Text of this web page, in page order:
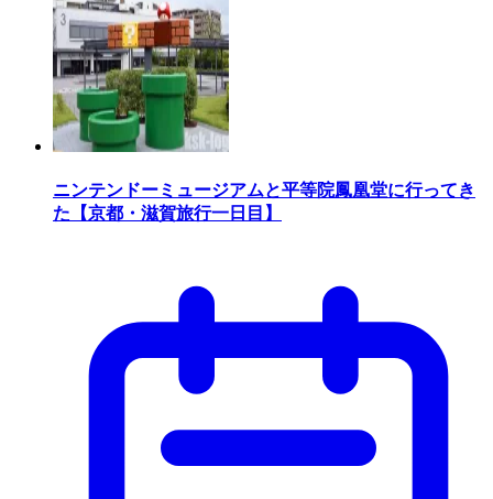
ニンテンドーミュージアムと平等院鳳凰堂に行ってき
た【京都・滋賀旅行一日目】